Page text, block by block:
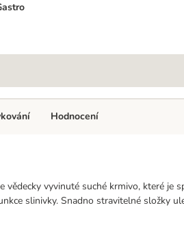
vyvinuté suché krmivo, které je
slinivky. Snadno stravitelné složky
Hodnocení